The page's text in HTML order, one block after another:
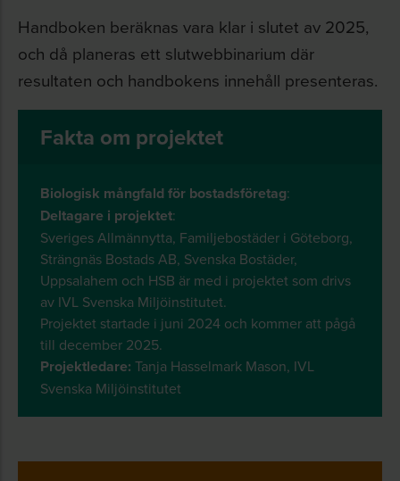
Handboken beräknas vara klar i slutet av 2025,
och då planeras ett slutwebbinarium där
resultaten och handbokens innehåll presenteras.
Fakta om projektet
Biologisk mångfald för bostadsföretag:
Deltagare i projektet:
Sveriges Allmännytta, Familjebostäder i Göteborg,
Strängnäs Bostads AB, Svenska Bostäder,
Uppsalahem och HSB är med i projektet som drivs
av IVL Svenska Miljöinstitutet.
Projektet startade i juni 2024 och kommer att pågå
till december 2025.
Projektledare: Tanja Hasselmark Mason, IVL
Svenska Miljöinstitutet